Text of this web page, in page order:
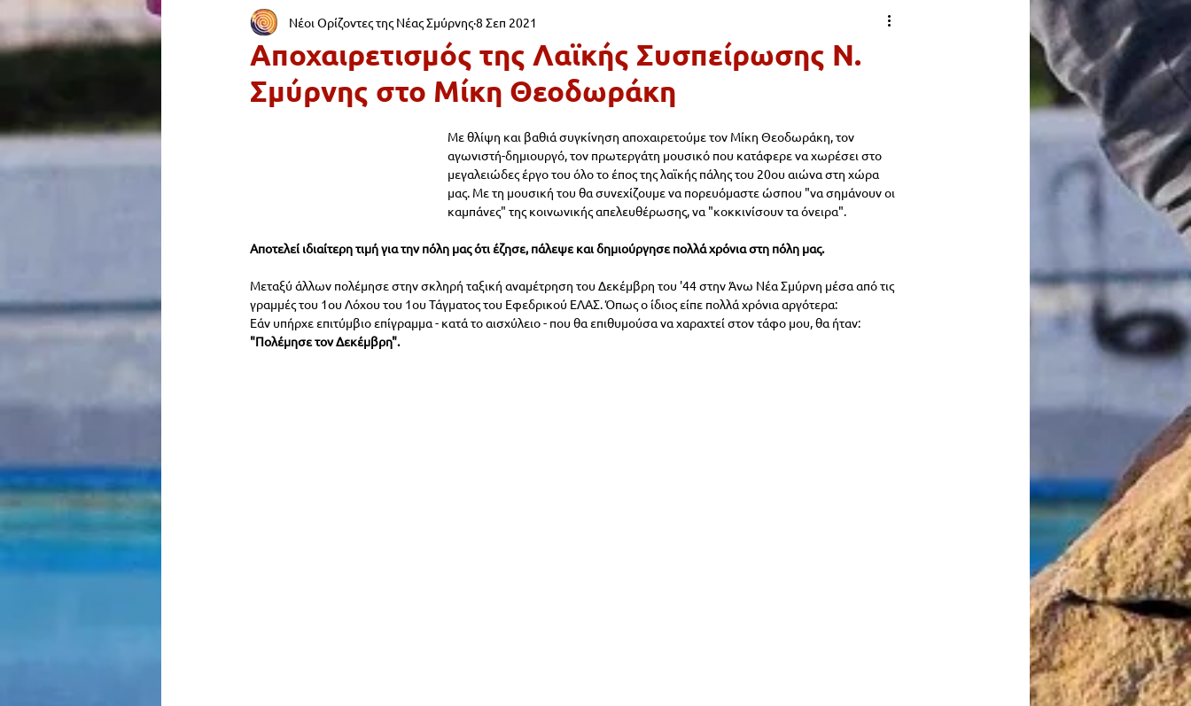
ΔΗΜΟΣ ΝΕΑΣ ΣΜΥΡΝΗΣ ΠΡΟΣΩΠΑ & ΑΠΟΨΕΙΣ ΟΙΚΟΝΟΜΙΑ & ΑΓΟΡΑ
ΨΥΧΑΓΩΓΙΑ ΕΡΓΑΣΙΑ ΕΚΚΛΗΣΙΑ ΕΠΙΣΤΗΜΗ & ΤΕΧΝΟΛΟΓΙΑ
ΣΥΓΚΟΙΝΩΝΙΑ & ΔΡΟΜΟΙ ΕΡΓΑ & ΥΠΟΔΟΜΕΣ ΦΙΛΟΖΩΙΑ ΚΑΘΑΡΙΟΤΗΤΑ
Αποχαιρετισμός της Λαϊκής Συσπείρωσης Ν.
Σμύρνης στο Μίκη Θεοδωράκη
Νέοι Ορίζοντες της Νέας Σμύρνης8 Σεπ 2021
Με θλίψη και βαθιά συγκίνηση αποχαιρετούμε τον Μίκη Θεοδωράκη, τον
αγωνιστή-δημιουργό, τον πρωτεργάτη μουσικό που κατάφερε να χωρέσει στο
μεγαλειώδες έργο του όλο το έπος της λαϊκής πάλης του 20ου αιώνα στη χώρα
μας. Με τη μουσική του θα συνεχίζουμε να πορευόμαστε ώσπου "να σημάνουν οι
καμπάνες" της κοινωνικής απελευθέρωσης, να "κοκκινίσουν τα όνειρα".
Αποτελεί ιδιαίτερη τιμή για την πόλη μας ότι έζησε, πάλεψε και δημιούργησε πολλά χρόνια στη πόλη μας.
Μεταξύ άλλων πολέμησε στην σκληρή ταξική αναμέτρηση του Δεκέμβρη του '44 στην Άνω Νέα Σμύρνη μέσα από τις
γραμμές του 1ου Λόχου του 1ου Τάγματος του Εφεδρικού ΕΛΑΣ. Όπως ο ίδιος είπε πολλά χρόνια αργότερα:
Εάν υπήρχε επιτύμβιο επίγραμμα - κατά το αισχύλειο - που θα επιθυμούσα να χαραχτεί στον τάφο μου, θα ήταν:
"Πολέμησε τον Δεκέμβρη".